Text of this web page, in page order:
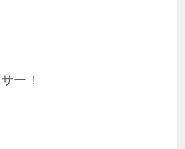
ー！